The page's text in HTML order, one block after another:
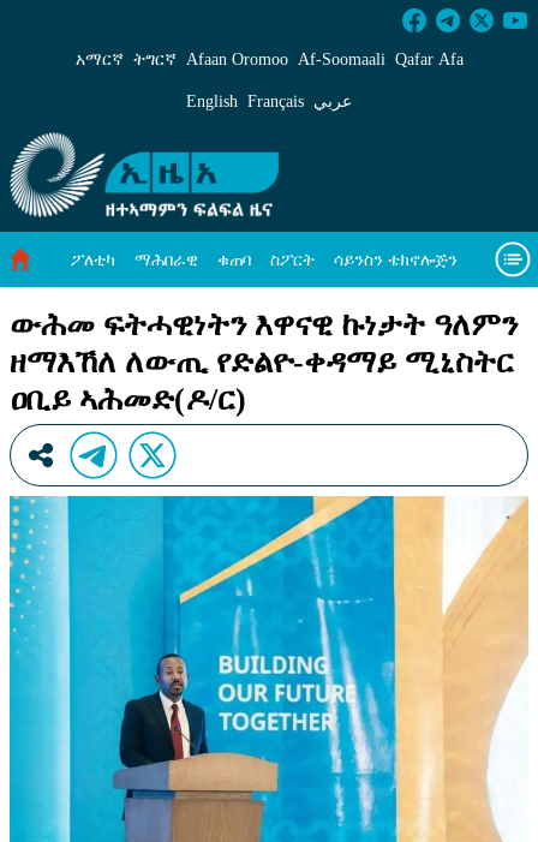
ውሕመ ፍትሓዊነትን እዋናዊ ኩነታት ዓለምን
አማርኛ ትግርኛ Afaan Oromoo Af‑Soomaali Qafar Afa
English Français عربي
ፖለቲካ ማሕበራዊ ቁጠባ ስፖርት ሳይንስን ቴክኖሎጅን
ውሕመ ፍትሓዊነትን እዋናዊ ኩነታት ዓለምን
ዘማእኸለ ለውጢ የድልዮ-ቀዳማይ ሚኒስትር
ዐቢይ ኣሕመድ(ዶ/ር)